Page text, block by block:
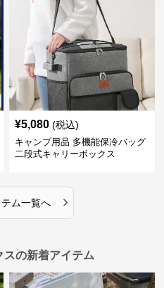
¥5,080 (税込)
キャンプ用品 多機能保冷バッグ
二段式キャリーボックス
ム一覧へ ›
スの新着アイテム